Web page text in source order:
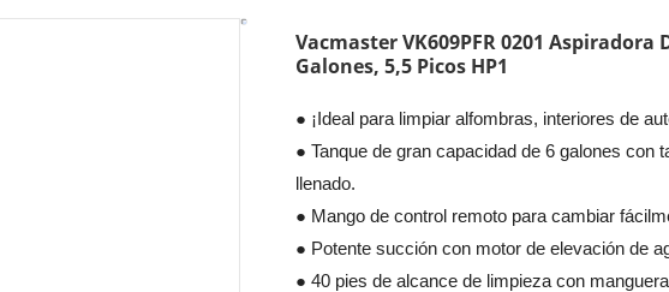
Vacmaster VK609PFR 0201
Galones, 5,5 Picos HP1
● ¡Ideal para limpiar alfombras, interiores de
● Tanque de gran capacidad de 6 galones con
llenado.
● Mango de control remoto para cambiar
● Potente succión con motor de elevación de
● 40 pies de alcance de limpieza con